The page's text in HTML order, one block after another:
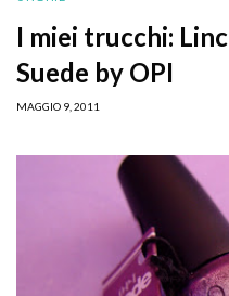
I miei trucchi:
Suede by OPI
MAGGIO 9, 2011